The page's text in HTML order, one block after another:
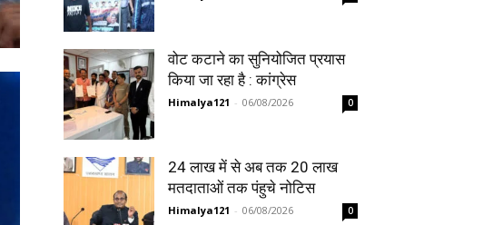
वोट कटाने का सुनियोजित प्रयास
किया जा रहा है : कांग्रेस
Himalya121 - 06/08/2026 0
24 लाख में से अब तक 20 लाख
मतदाताओं तक पंहुचे नोटिस
Himalya121 - 06/08/2026 0